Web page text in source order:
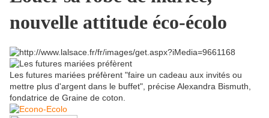
nouvelle attitude éco-écolo
Les futures mariées préfèrent "faire un cadeau aux invités ou
mettre plus d'argent dans le buffet", précise Alexandra Bismuth,
fondatrice de Graine de coton.